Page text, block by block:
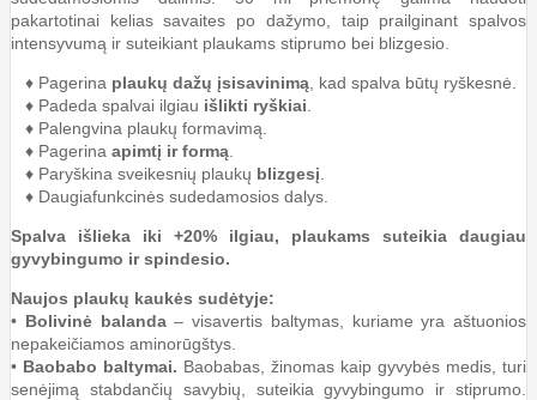
pakartotinai kelias savaites po dažymo, taip prailginant spalvos
intensyvumą ir suteikiant plaukams stiprumo bei blizgesio.
♦ Pagerina plaukų dažų įsisavinimą , kad spalva būtų ryškesnė.
♦ Padeda spalvai ilgiau išlikti ryškiai
♦ Palengvina plaukų formavimą.
♦ Pagerina apimtį ir formą
♦ Paryškina sveikesnių plaukų blizgesį
♦ Daugiafunkcinės sudedamosios dalys.
Spalva išlieka iki +20% ilgiau, plaukams suteikia daugiau
gyvybingumo ir spindesio.
Naujos plaukų kaukės sudėtyje:
• Bolivinė balanda– visavertis baltymas, kuriame yra aštuonios
nepakeičiamos aminorūgštys.
• Baobabo baltymai. Baobabas, žinomas kaip gyvybės medis, turi
senėjimą stabdančių savybių, suteikia gyvybingumo ir stiprumo.